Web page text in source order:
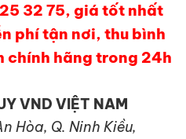
32 75, giá tốt nhất
phí tận nơi, thu bình
chính hãng trong 24h
VND VIỆT NAM
Hòa, Q. Ninh Kiều,